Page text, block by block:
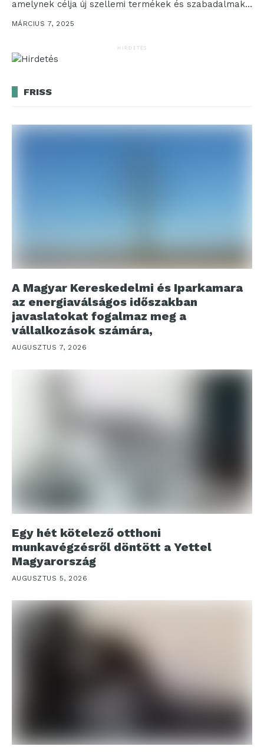
amelynek célja új szellemi termékek és szabadalmak
létrehozásának ösztönzése. A pályázatok...
MÁRCIUS 7, 2025
HIRDETÉS
FRISS
A Magyar Kereskedelmi és Iparkamara
az energiaválságos időszakban
javaslatokat fogalmaz meg a
vállalkozások számára,
AUGUSZTUS 7, 2026
Egy hét kötelező otthoni
munkavégzésről döntött a Yettel
Magyarország
AUGUSZTUS 5, 2026